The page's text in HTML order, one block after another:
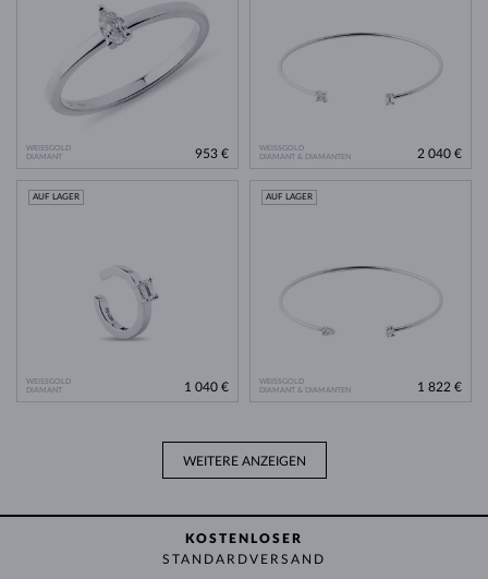
WEISSGOLD
DIAMANT
953 €
WEISSGOLD
DIAMANT & DIAMANTEN
2 040 €
WEISSGOLD
DIAMANT
AUF LAGER
1 040 €
WEISSGOLD
DIAMANT & DIAMANTEN
AUF LAGER
1 822 €
WEITERE ANZEIGEN
KOSTENLOSER
STANDARDVERSAND